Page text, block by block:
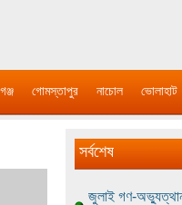
গোমস্তাপুর নাচোল ভোলাহাট
সর্বশেষ
জুলাই গণ-অভ্যুত্থান